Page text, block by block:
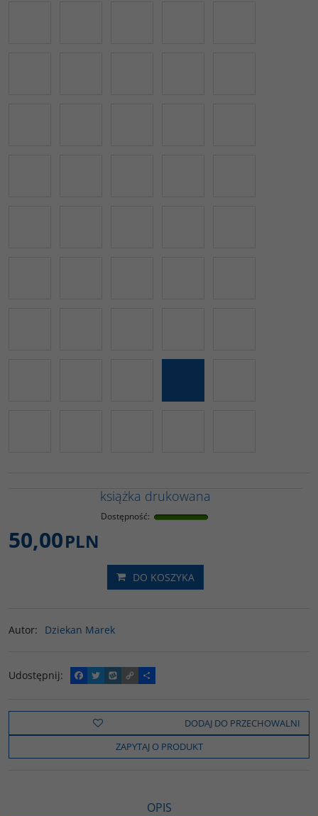
książka drukowana
Dostępność:
50,00PLN
DO KOSZYKA
Autor: Dziekan Marek
Udostępnij:
F
a
e
o
k
T
w
t
t
e
W
y
o
C
o
y
i
n
k
P
o
z
e
l
s
DODAJ DO PRZECHOWALNI
ZAPYTAJ O PRODUKT
OPIS